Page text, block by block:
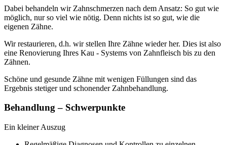
Dabei behandeln wir Zahnschmerzen nach dem Ansatz: So gut wie
möglich, nur so viel wie nötig. Denn nichts ist so gut, wie die
eigenen Zähne.
Wir restaurieren, d.h. wir stellen Ihre Zähne wieder her. Dies ist also
eine Renovierung Ihres Kau - Systems von Zahnfleisch bis zu den
Zähnen.
Schöne und gesunde Zähne mit wenigen Füllungen sind das
Ergebnis stetiger und schonender Zahnbehandlung.
Behandlung – Schwerpunkte
Ein kleiner Auszug